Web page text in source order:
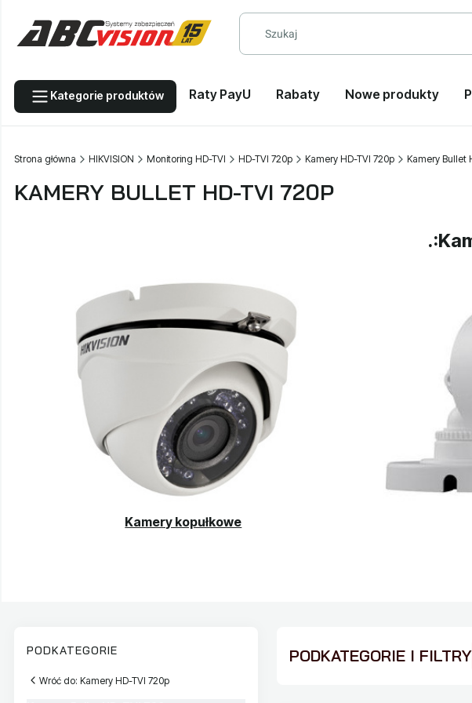
Kategorie produktów Raty PayU Rabaty Nowe produkty
Strona główna HIKVISION Monitoring HD-TVI HD-TVI 720p Kamery HD-TVI 720p Kamery Bullet
KAMERY BULLET HD-TVI 720P
Kamery kopułkowe
PODKATEGORIE
Wróć do: Kamery HD-TVI 720p
PODKATEGORIE I FILTRY